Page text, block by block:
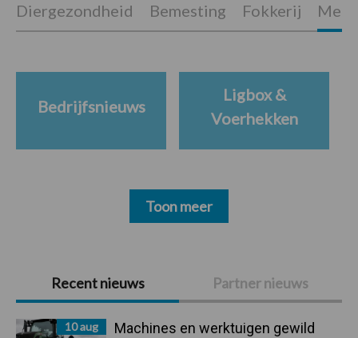
Primaire
Sidebar
Recent nieuws Partner nieuws
10 aug
Machines en werktuigen gewild
Diergezondheid Bemesting Fokkerij
Bedrijfsnieuws
Ligbox &
Voerhekken
Toon meer